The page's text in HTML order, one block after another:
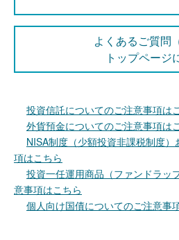
よくあるご質問
トップページ
投資信託についてのご注意事項は
外貨預金についてのご注意事項は
NISA制度（少額投資非課税制度
項はこちら
投資一任運用商品（ファンドラッ
意事項はこちら
個人向け国債についてのご注意事